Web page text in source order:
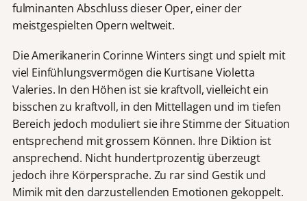
fulminanten Abschluss dieser Oper, einer der
meistgespielten Opern weltweit.
Die Amerikanerin Corinne Winters singt und spielt mit
viel Einfühlungsvermögen die Kurtisane Violetta
Valeries. In den Höhen ist sie kraftvoll, vielleicht ein
bisschen zu kraftvoll, in den Mittellagen und im tiefen
Bereich jedoch moduliert sie ihre Stimme der Situation
entsprechend mit grossem Können. Ihre Diktion ist
ansprechend. Nicht hundertprozentig überzeugt
jedoch ihre Körpersprache. Zu rar sind Gestik und
Mimik mit den darzustellenden Emotionen gekoppelt.